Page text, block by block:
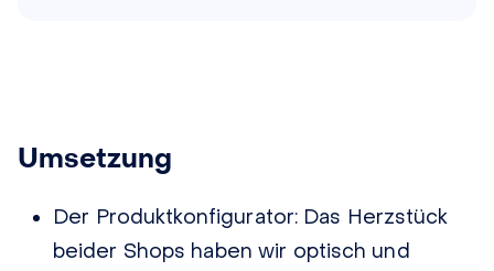
Umsetzung
Der Produktkonfigurator:Das Herzstück
beider Shops haben wir optisch und